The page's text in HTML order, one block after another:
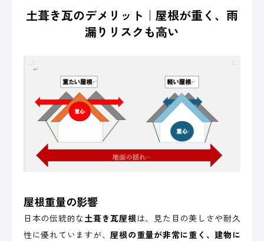
土葺き瓦のデメリット｜屋根が重く、雨
漏りリスクも高い
屋根重量の影響
日本の伝統的な 土葺き瓦屋根は、見た目の美しさや耐久
性に優れていますが、屋根の重量が非常に重く、建物に